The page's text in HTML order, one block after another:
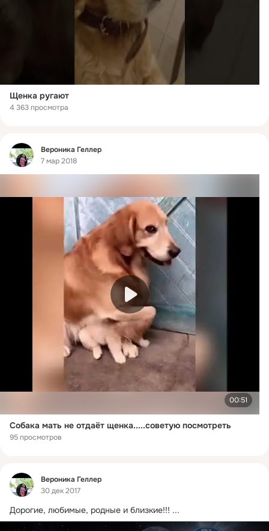
Щенка ругают
4 363 просмотра
Фид
Вероника Геллер
7 мар 2018
00:51
Собака мать не отдаёт щенка.....советую посмотреть
95 просмотров
Фид
Вероника Геллер
30 дек 2017
Дорогие, любимые, родные и близкие!!! ...